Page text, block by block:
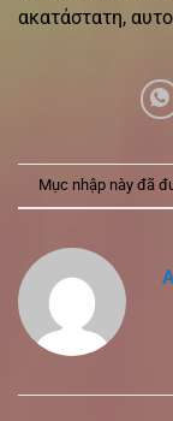
ακατάστατη,
Mục nhập này đã